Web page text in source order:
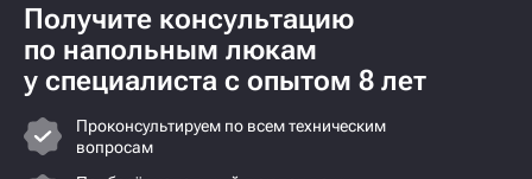
Получите консультацию
по напольным люкам
у специалиста с опытом 8 лет
Проконсультируем по всем техническим
вопросам